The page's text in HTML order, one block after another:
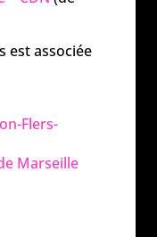
est associée
Flers-
Marseille